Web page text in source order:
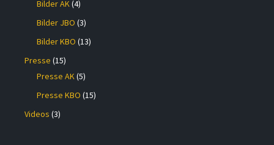
Bilder AK(4)
Bilder JBO (3)
Bilder KBO (13)
Presse (15)
Presse AK(5)
Presse KBO (15)
Videos (3)